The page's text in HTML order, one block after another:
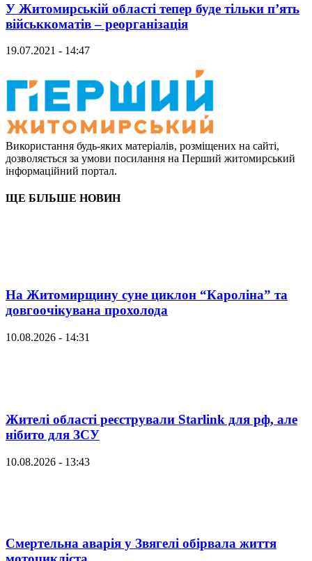
У Житомирській області тепер буде тільки п’ять
військкоматів – реорганізація
19.07.2021 - 14:47
Використання будь-яких матеріалів, розміщених на сайті,
дозволяється за умови посилання на Перший житомирський
інформаційний портал.
ЩЕ БІЛЬШЕ НОВИН
На Житомирщину суне циклон “Кароліна” та
довгоочікувана прохолода
10.08.2026 - 14:31
Жителі області реєстрували Starlink для рф, але
нібито для ЗСУ
10.08.2026 - 13:43
Смертельна аварія у Звягелі обірвала життя